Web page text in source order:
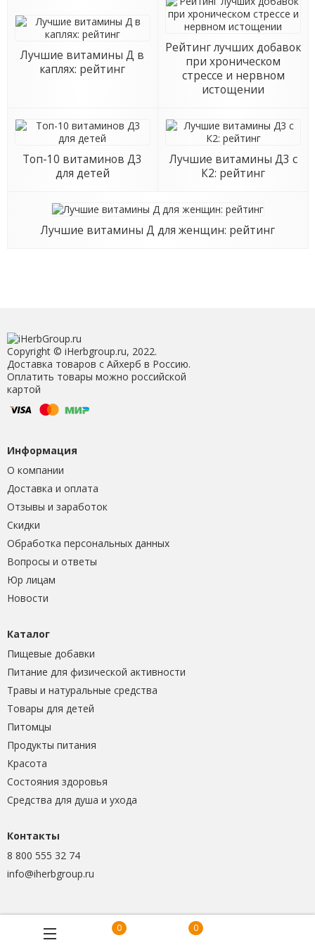
Лучшие витамины Д в
каплях: рейтинг
Рейтинг лучших добавок
при хроническом
стрессе и нервном
истощении
Топ-10 витаминов Д3
для детей
Лучшие витамины Д3 с
К2: рейтинг
Лучшие витамины Д для женщин: рейтинг
Copyright © iHerbgroup.ru, 2022.
Доставка товаров с Айхерб в Россию.
Оплатить товары можно российской
картой
Информация
О компании
Доставка и оплата
Отзывы и заработок
Скидки
Обработка персональных данных
Вопросы и ответы
Юр лицам
Новости
Каталог
Пищевые добавки
Питание для физической активности
Травы и натуральные средства
Товары для детей
Питомцы
Продукты питания
Красота
Состояния здоровья
Средства для душа и ухода
Контакты
8 800 555 32 74
info@iherbgroup.ru
0 0